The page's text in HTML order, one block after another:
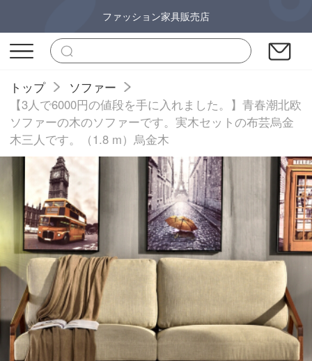
ファッション家具販売店
トップ
ソファー
【3人で6000円の値段を手に入れました。】青春潮北欧
ソファーの木のソファーです。実木セットの布芸烏金
木三人です。（1.8 m）烏金木